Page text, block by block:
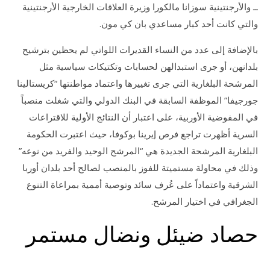
ــ والأرجنتينية سوزانا مالكورا وزيرة العلاقات الخارجية الأرجنتينية
والتي كانت أحد كبار مساعدي بان كي مون.
بالإضافة إلى عدد من النساء القديرات اللواتي لم يحظين بترشيح
بلدانهن، أو جرى استبدالهن لحسابات وتكتيكات سياسية مثل
المرشحة البلغارية التي جرى تغييرها واعتماد مواطنتها “كريستالينا
جورجيفا” الموظفة السابقة في البنك الدولي والتي شغلت منصباً
في المفوضية الأوربية، على اعتبار أن النتائج الأولية للاقتراعات
السرية أظهرت تراجع فرص إيرينا بوكوفا، حيث اعتبرت الحكومة
البلغارية المرشحة الجديدة هي “المرشح الوحيد والفريد من نوعه”
وذلك في محاولة مستميتة للفوز بالمنصب لصالح أحد بلدان أوربا
الشرقية واعتماداً على عُرف سائد وتوصية أممية بمراعاة التنوع
الجغرافي في اختيار المرشح.
حصاد ضيئل ونضال مستمر